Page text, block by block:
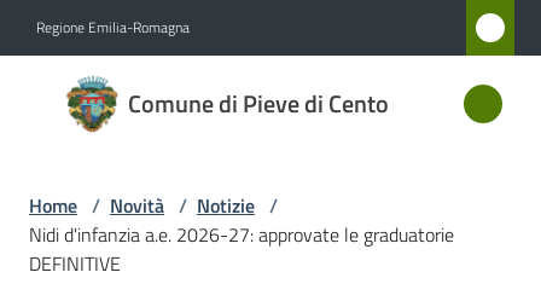
Regione Emilia-Romagna
Comune di Pieve di Cento
Comune
di Pieve
Amministrazione
Home / Novità / Notizie /
Nidi d'infanzia a.e. 2026-27: approvate le graduatorie
DEFINITIVE